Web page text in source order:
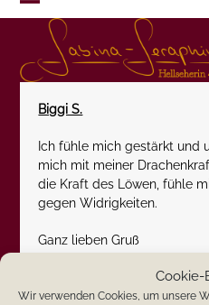
Cookie-
Wir verwenden Cookies, um unsere
Skip
Open
mobile
menu
Close
mobile
menu
Biggi S.
Ich fühle mich gestärkt und
mich mit meiner
die Kraft des Löwen, fühle
gegen Widrigkeiten.
Ganz lieben Gruß